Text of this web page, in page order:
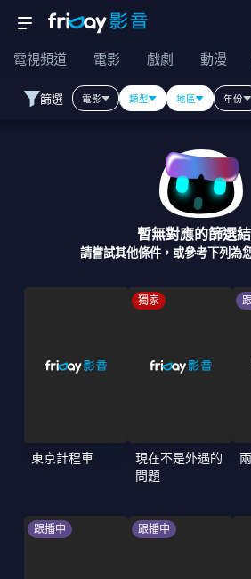
電視頻道 電影 戲劇 動漫
篩選 電影 類型 地區 年份
暫無對應的篩選
請嘗試其他條件，或參考下列為
東京計程車
獨家
現在不是外遇的
問題
跟播中 跟播中